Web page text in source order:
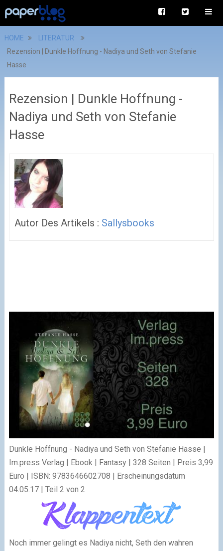
HOME
LITERATUR
Rezension | Dunkle Hoffnung - Nadiya und Seth von Stefanie
Hasse
Rezension | Dunkle Hoffnung -
Nadiya und Seth von Stefanie
Hasse
Autor Des Artikels : Sallysbooks
Dunkle Hoffnung - Nadiya und Seth von Stefanie Hasse |
Im.press Verlag | Ebook | Fantasy | 328 Seiten | Preis 3,99
Euro | ISBN: 9783646602708 | Erscheinungsdatum
04.05.17 | Teil 2 von 2
Noch immer gelingt es Nadiya nicht, Seth den wahren